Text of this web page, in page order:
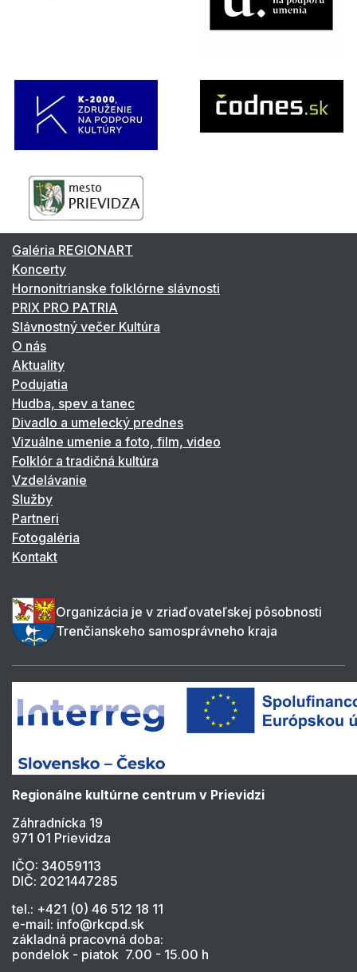
Galéria REGIONART
Koncerty
Hornonitrianske folklórne slávnosti
PRIX PRO PATRIA
Slávnostný večer Kultúra
O nás
Aktuality
Podujatia
Hudba, spev a tanec
Divadlo a umelecký prednes
Vizuálne umenie a foto, film, video
Folklór a tradičná kultúra
Vzdelávanie
Služby
Partneri
Fotogaléria
Kontakt
Organizácia je v zriaďovateľskej pôsobnosti
Trenčianskeho samosprávneho kraja
Regionálne kultúrne centrum v Prievidzi
Záhradnícka 19
971 01 Prievidza
IČO: 34059113
DIČ: 2021447285
tel.: +421 (0) 46 512 18 11
e-mail: info@rkcpd.sk
základná pracovná doba:
pondelok - piatok 7.00 - 15.00 h